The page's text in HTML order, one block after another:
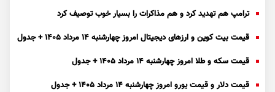
ترامپ هم تهدید کرد و هم مذاکرات را بسیار خوب توصیف کرد
قیمت بیت کوین و ارز‌های دیجیتال امروز چهارشنبه ۱۴ مرداد ۱۴۰۵ + جدول
قیمت سکه و طلا امروز چهارشنبه ۱۴ مرداد ۱۴۰۵ + جدول
قیمت دلار و قیمت یورو امروز چهارشنبه ۱۴ مرداد ۱۴۰۵ + جدول